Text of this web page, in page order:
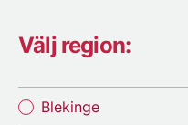
Välj region:
Blekinge